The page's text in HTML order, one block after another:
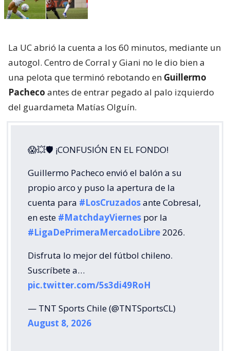
La UC abrió la cuenta a los 60 minutos, mediante un
autogol. Centro de Corral y Giani no le dio bien a
una pelota que terminó rebotando en Guillermo
Pacheco antes de entrar pegado al palo izquierdo
del guardameta Matías Olguín.
😱💥🛡 ¡CONFUSIÓN EN EL FONDO!
Guillermo Pacheco envió el balón a su
propio arco y puso la apertura de la
cuenta para #LosCruzadosante Cobresal,
en este #MatchdayViernes por la
#LigaDePrimeraMercadoLibre 2026.
Disfruta lo mejor del fútbol chileno.
Suscríbete a…
pic.twitter.com/5s3di49RoH
— TNT Sports Chile (@TNTSportsCL)
August 8, 2026